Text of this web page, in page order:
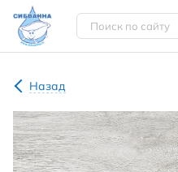
Назад